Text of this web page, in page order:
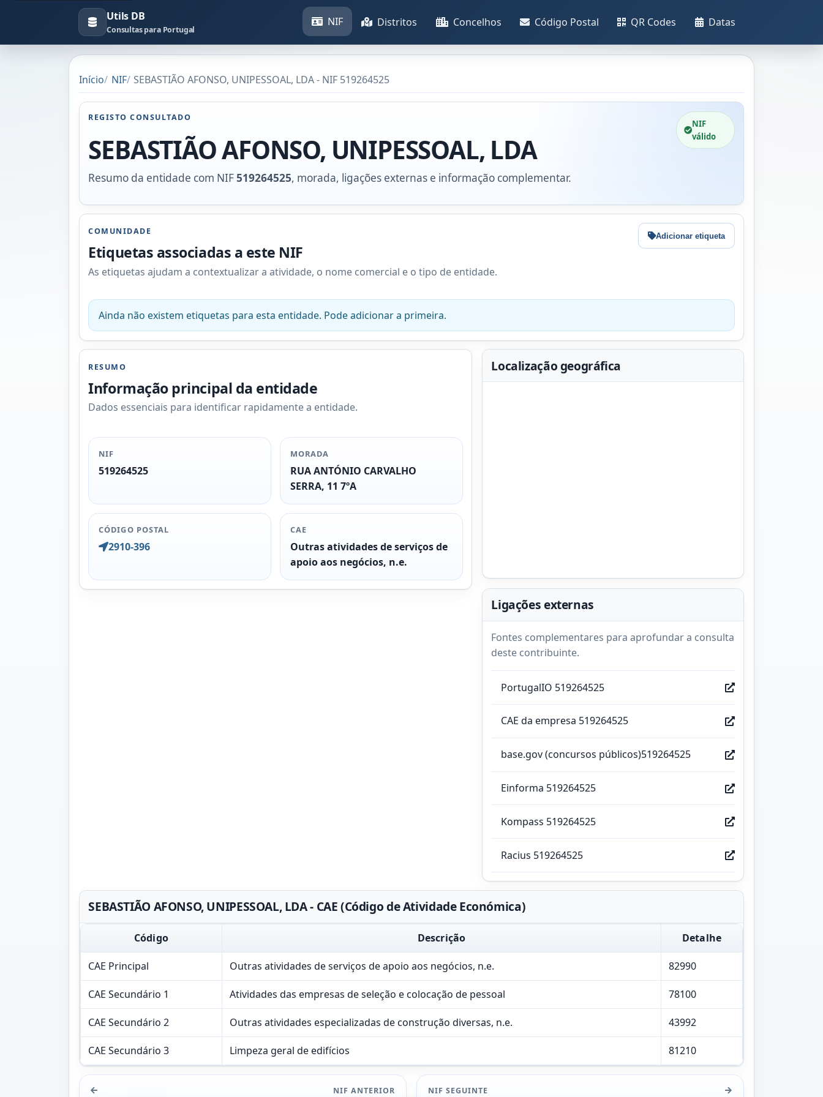
Utils DB
Consultas para Portugal
NIF Distritos Concelhos Código Postal QR Codes Datas
Início NIF SEBASTIÃO AFONSO, UNIPESSOAL, LDA - NIF 519264525
REGISTO CONSULTADO
SEBASTIÃO AFONSO, UNIPESSOAL, LDA
Resumo da entidade com NIF519264525, morada, ligações externas e informação complementar.
NIF
válido
COMUNIDADE
Etiquetas associadas a este NIF
As etiquetas ajudam a contextualizar a atividade, o nome comercial e o tipo de entidade.
Adicionar etiqueta
Ainda não existem etiquetas para esta entidade. Pode adicionar a primeira.
RESUMO
Informação principal da entidade
Dados essenciais para identificar rapidamente a entidade.
NIF
519264525
MORADA
RUA ANTÓNIO CARVALHO
SERRA, 11 7ºA
CÓDIGO POSTAL
2910-396
CAE
Outras atividades de serviços de
apoio aos negócios, n.e.
Localização geográfica
Ligações externas
Fontes complementares para aprofundar a consulta
deste contribuinte.
PortugalIO 519264525
CAE da empresa 519264525
base.gov (concursos públicos)519264525
Einforma 519264525
Kompass 519264525
Racius 519264525
SEBASTIÃO AFONSO, UNIPESSOAL, LDA - CAE (Código de Atividade Económica)
Código Descrição Detalhe
CAE Principal Outras atividades de serviços de apoio aos negócios, n.e. 82990
CAE Secundário 1 Atividades das empresas de seleção e colocação de pessoal 78100
CAE Secundário 2 Outras atividades especializadas de construção diversas, n.e. 43992
CAE Secundário 3 Limpeza geral de edifícios 81210
NIF ANTERIOR NIF SEGUINTE